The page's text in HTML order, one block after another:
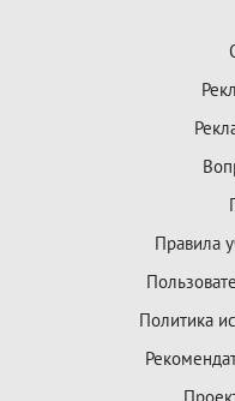
Правила
Политика